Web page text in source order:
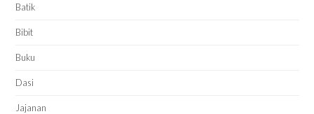
Batik
Bibit
Buku
Dasi
Jajanan